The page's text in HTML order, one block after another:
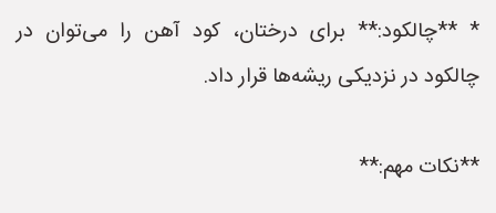
* **چالکود:** برای درختان، کود آهن را می‌توان در
چالکود در نزدیکی ریشه‌ها قرار داد.
**نکات مهم:**